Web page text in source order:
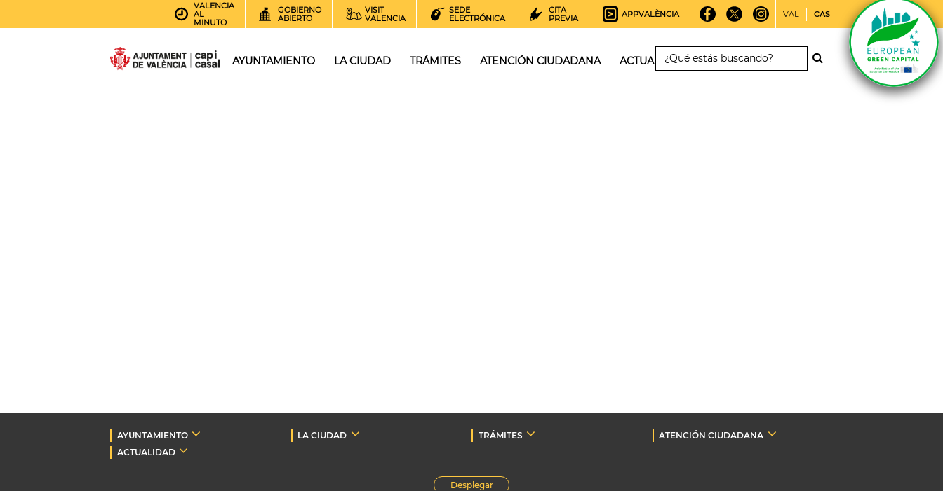
VALENCIA
AL
MINUTO
GOBIERNO
ABIERTO
VISIT
VALENCIA
SEDE
ELECTRÓNICA
CITA
PREVIA
APPVALÈNCIA VAL CAS
AYUNTAMIENTO LA CIUDAD TRÁMITES ATENCIÓN CIUDADANA ACTUALIDAD
AYUNTAMIENTO LA CIUDAD TRÁMITES
ATENCIÓN CIUDADANA
ACTUALIDAD
Desplegar